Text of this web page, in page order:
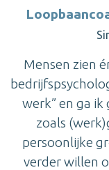
Mensen zien
werk” en ga ik
zoals
persoonlijke
verder willen